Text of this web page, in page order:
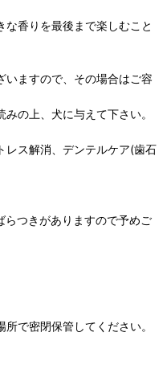
香りを最後まで楽しむこと
いますので、その場合はご容
の上、犬に与えて下さい。
レス解消、デンテルケア(歯石
つきがありますので予めご
で密閉保管してください。